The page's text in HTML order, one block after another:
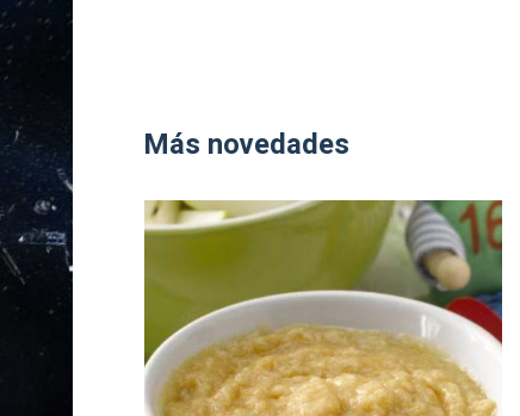
Más novedades